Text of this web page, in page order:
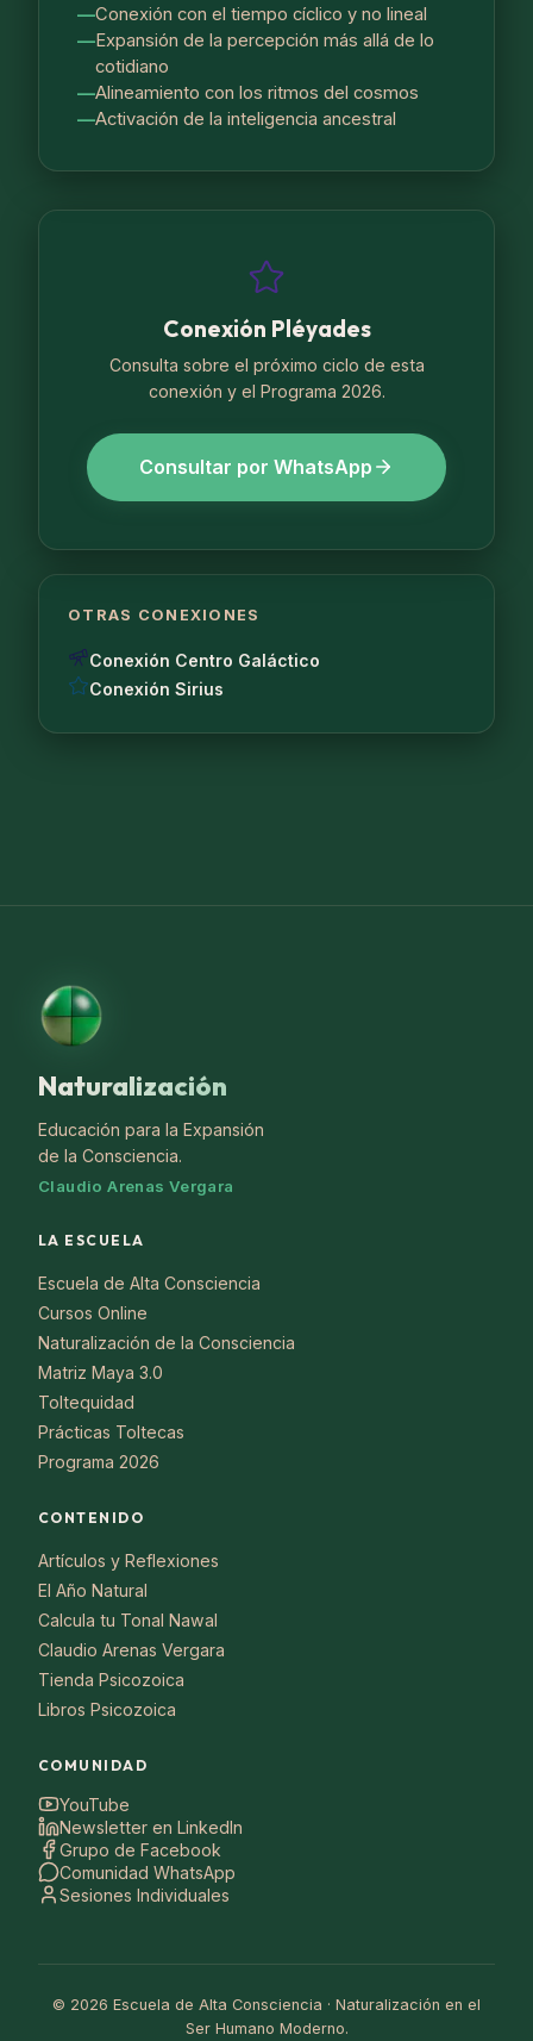
Conexión con el tiempo cíclico y no lineal
Expansión de la percepción más allá de lo
cotidiano
Alineamiento con los ritmos del cosmos
Activación de la inteligencia ancestral
Conexión Pléyades
Consulta sobre el próximo ciclo de esta
conexión y el Programa 2026.
Consultar por WhatsApp
OTRAS CONEXIONES
Conexión Centro Galáctico
Conexión Sirius
Naturalización
Educación para la Expansión
de la Consciencia.
Claudio Arenas Vergara
LA ESCUELA
Escuela de Alta Consciencia
Cursos Online
Naturalización de la Consciencia
Matriz Maya 3.0
Toltequidad
Prácticas Toltecas
Programa 2026
CONTENIDO
Artículos y Reflexiones
El Año Natural
Calcula tu Tonal Nawal
Claudio Arenas Vergara
Tienda Psicozoica
Libros Psicozoica
COMUNIDAD
YouTube
Newsletter en LinkedIn
Grupo de Facebook
Comunidad WhatsApp
Sesiones Individuales
© 2026 Escuela de Alta Consciencia · Naturalización en el
Ser Humano Moderno.